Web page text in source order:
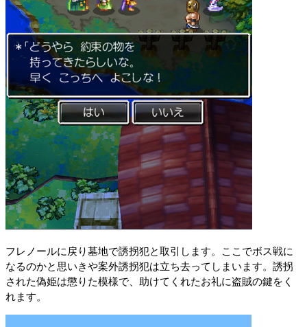
フレノールに戻り墓地で誘拐犯と取引します。ここでボス戦に
なるのかと思いきや案外誘拐犯は立ち去ってしまいます。誘拐
された偽姫は懲りた模様で、助けてくれたお礼に盗賊の鍵をく
れます。